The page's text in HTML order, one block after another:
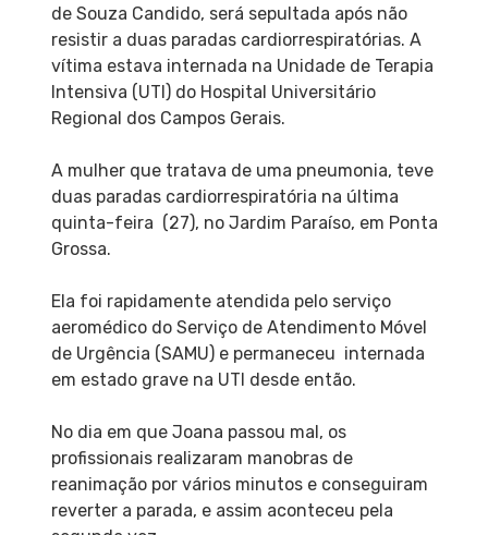
de Souza Candido, será sepultada após não
resistir a duas paradas cardiorrespiratórias. A
vítima estava internada na Unidade de Terapia
Intensiva (UTI) do Hospital Universitário
Regional dos Campos Gerais.
A mulher que tratava de uma pneumonia, teve
duas paradas cardiorrespiratória na última
quinta-feira (27), no Jardim Paraíso, em Ponta
Grossa.
Ela foi rapidamente atendida pelo serviço
aeromédico do Serviço de Atendimento Móvel
de Urgência (SAMU) e permaneceu internada
em estado grave na UTI desde então.
No dia em que Joana passou mal, os
profissionais realizaram manobras de
reanimação por vários minutos e conseguiram
reverter a parada, e assim aconteceu pela